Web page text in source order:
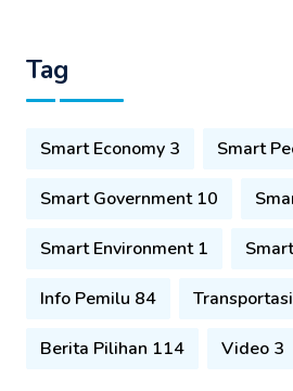
Tag
Smart Economy 3 Smart
Smart Government 10
Smart Environment 1
Info Pemilu 84
Berita Pilihan 114 Video 3